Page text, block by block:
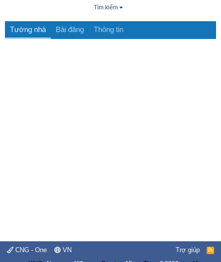
Tìm kiếm
Tường nhà Bài đăng Thông tin
CNG - One VN Trợ giúp
R